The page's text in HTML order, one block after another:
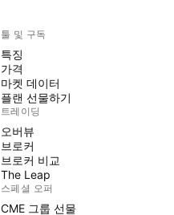
툴 및 구독
특징
가격
마켓 데이터
플랜 선물하기
트레이딩
오버뷰
브로커
브로커 비교
The Leap
스페셜 오퍼
CME 그룹 선물